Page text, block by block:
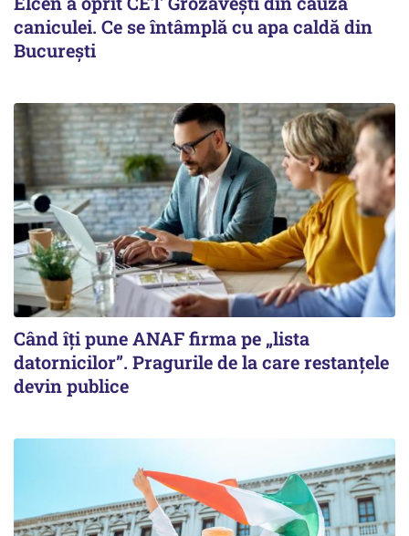
caniculei. Ce se întâmplă cu apa caldă din
București
Când îți pune ANAF firma pe „lista
datornicilor”. Pragurile de la care restanțele
devin publice